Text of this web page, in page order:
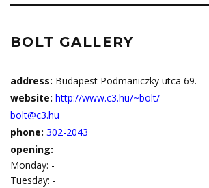
BOLT GALLERY
address: Budapest Podmaniczky utca 69.
website: http://www.c3.hu/~bolt/
bolt@c3.hu
phone: 302-2043
opening:
Monday: -
Tuesday: -